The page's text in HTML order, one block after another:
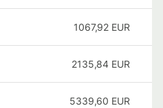
1067,92 EUR
2135,84 EUR
5339,60 EUR